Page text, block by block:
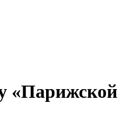
«Парижской